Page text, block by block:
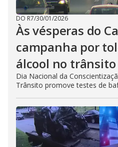
DO R7/30/01/2026
Às vésperas do
campanha por
álcool no trânsito
Dia Nacional da
Trânsito promove testes de